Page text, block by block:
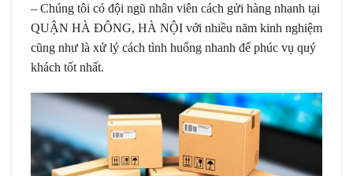
– Chúng tôi có đội ngũ nhân viên cách gửi hàng nhanh tại
QUẬN HÀ ĐÔNG, HÀ NỘI với nhiều năm kinh nghiệm
cũng như là xử lý cách tình huống nhanh để phúc vụ quý
khách tốt nhất.